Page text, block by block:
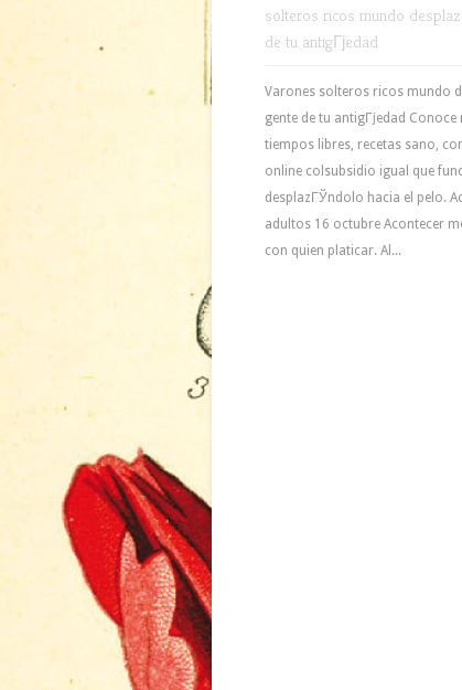
solteros ricos mundo
de tu antigГјedad
Varones solteros ricos mundo
gente de tu antigГјedad
tiempos libres, recetas sano,
online colsubsidio igual que
desplazГЎndolo hacia el pelo.
adultos 16 octubre Acontecer
con quien platicar. Al...